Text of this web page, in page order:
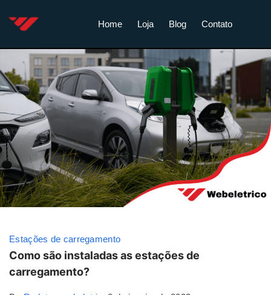
Home Loja Blog Contato
Estações de carregamento
Como são instaladas as estações de
carregamento?